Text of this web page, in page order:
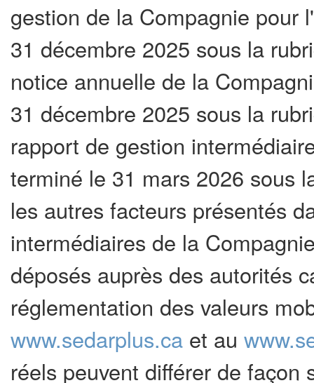
gestion de la Compagnie pour
31 décembre 2025 sous la
notice annuelle de la
31 décembre 2025 sous la
rapport de gestion
terminé le 31 mars 2026 sous
les autres facteurs présentés
intermédiaires de la
déposés auprès des autorités
réglementation des valeurs
www.sedarplus.ca et au
réels peuvent différer de façon